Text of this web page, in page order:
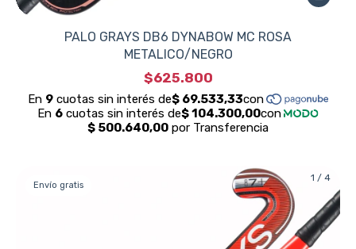
PALO GRAYS DB6 DYNABOW MC ROSA
METALICO/NEGRO
$625.800
1 / 4
Envío gratis